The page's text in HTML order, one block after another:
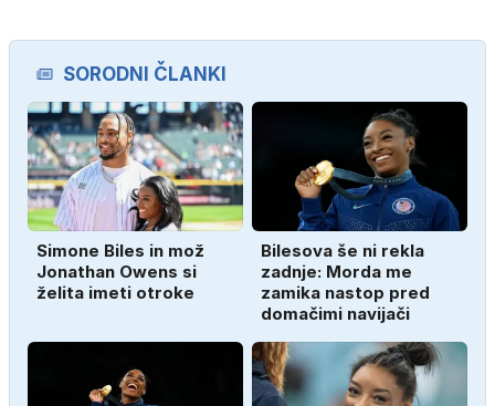
SORODNI ČLANKI
Simone Biles in mož
Jonathan Owens si
želita imeti otroke
Bilesova še ni rekla
zadnje: Morda me
zamika nastop pred
domačimi navijači